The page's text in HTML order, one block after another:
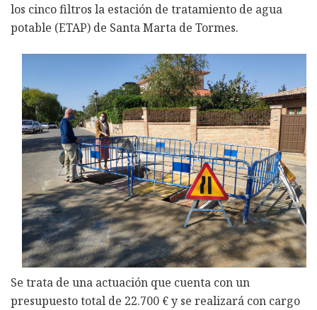
los cinco filtros la estación de tratamiento de agua
potable (ETAP) de Santa Marta de Tormes.
Se trata de una actuación que cuenta con un
presupuesto total de 22.700 € y se realizará con cargo